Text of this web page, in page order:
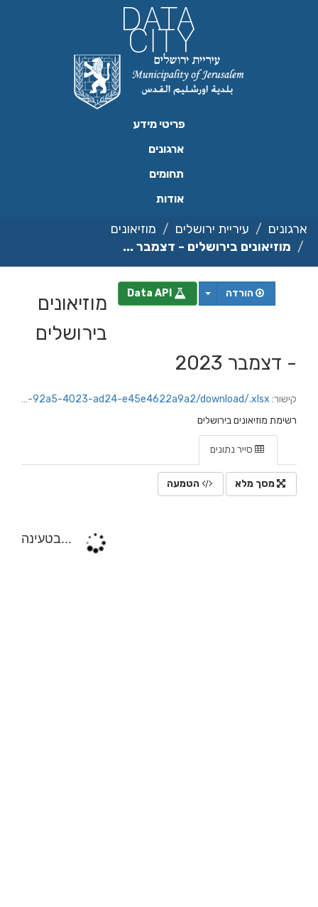
פריטי מידע
ארגונים
תחומים
אודות
ארגונים עיריית ירושלים
מוזיאונים
מוזיאונים בירושלים - דצמבר ...
הורדה
מוזיאונים
בירושלים
- דצמבר 2023
קישור: https://jerusalem.datacity.org.il/dataset/1dc20c62-1359-4b29-b280-3564fb26296b/resource/d8186a9a-92a5-4023-ad24-e45e4622a9a2/download/.xlsx
רשימת מוזיאונים בירושלים
סייר נתונים
מסך מלא הטמעה